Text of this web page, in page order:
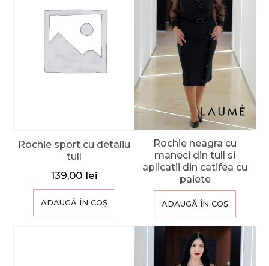
Rochie sport cu detaliu
tull
139,00 lei
ADAUGĂ ÎN COȘ
Rochie neagra cu
maneci din tull si
aplicatii din catifea cu
paiete
ADAUGĂ ÎN COȘ